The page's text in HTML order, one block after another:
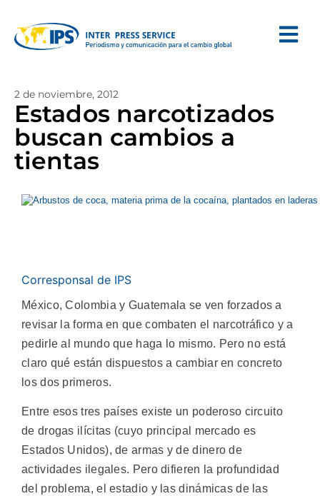
2 de noviembre, 2012
Estados narcotizados
buscan cambios a
tientas
Corresponsal de IPS
México, Colombia y Guatemala se ven forzados a
revisar la forma en que combaten el narcotráfico y a
pedirle al mundo que haga lo mismo. Pero no está
claro qué están dispuestos a cambiar en concreto
los dos primeros.
Entre esos tres países existe un poderoso circuito
de drogas ilícitas (cuyo principal mercado es
Estados Unidos), de armas y de dinero de
actividades ilegales. Pero difieren la profundidad
del problema, el estadio y las dinámicas de las